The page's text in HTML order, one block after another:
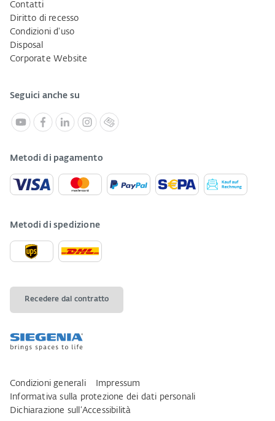
Contatti
Diritto di recesso
Condizioni d'uso
Disposal
Corporate Website
Seguici anche su
Metodi di pagamento
Metodi di spedizione
Recedere dal contratto
Condizioni generali
Impressum
Informativa sulla protezione dei dati personali
Dichiarazione sull‘Accessibilità